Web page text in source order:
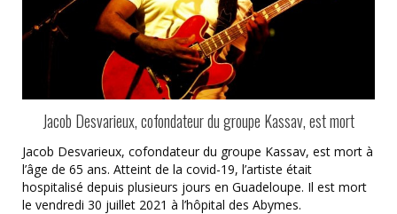
Jacob Desvarieux, cofondateur du groupe Kassav, est mort
Jacob Desvarieux, cofondateur du groupe Kassav, est mort à
l’âge de 65 ans. Atteint de la covid-19, l’artiste était
hospitalisé depuis plusieurs jours en Guadeloupe. Il est mort
le vendredi 30 juillet 2021 à l’hôpital des Abymes.